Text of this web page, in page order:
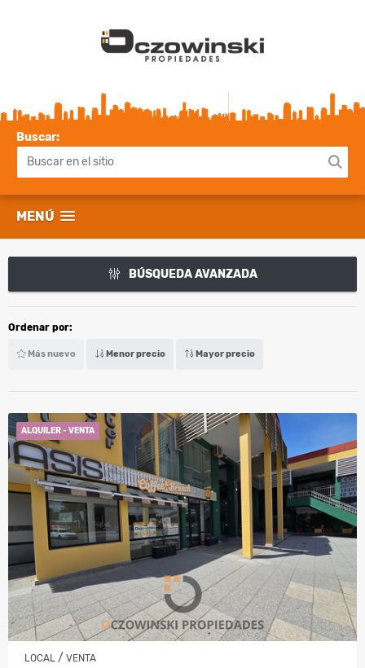
Buscar:
MENÚ
BÚSQUEDA AVANZADA
Ordenar por:
Más nuevo Menor precio Mayor precio
ALQUILER - VENTA
LOCAL / VENTA